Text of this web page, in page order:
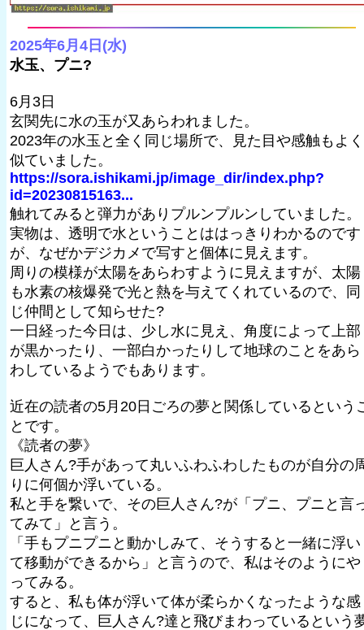
2025年6月4日(水)
水玉、プニ?
6月3日
玄関先に水の玉が又あらわれました。
2023年の水玉と全く同じ場所で、見た目や感触もよく
似ていました。
https://sora.ishikami.jp/image_dir/index.php?
id=20230815163...
触れてみると弾力がありプルンプルンしていました。
実物は、透明で水ということははっきりわかるのです
が、なぜかデジカメで写すと個体に見えます。
周りの模様が太陽をあらわすように見えますが、太陽
も水素の核爆発で光と熱を与えてくれているので、同
じ仲間として知らせた?
一日経った今日は、少し水に見え、角度によって上部
が黒かったり、一部白かったりして地球のことをあら
わしているようでもあります。
近在の読者の5月20日ごろの夢と関係しているという
とです。
《読者の夢》
巨人さん?手があって丸いふわふわしたものが自分の
りに何個か浮いている。
私と手を繋いで、その巨人さん?が「プニ、プニと言
てみて」と言う。
「手もプニプニと動かしみて、そうすると一緒に浮い
て移動ができるから」と言うので、私はそのようにや
ってみる。
すると、私も体が浮いて体が柔らかくなったような感
じになって、巨人さん?達と飛びまわっているという